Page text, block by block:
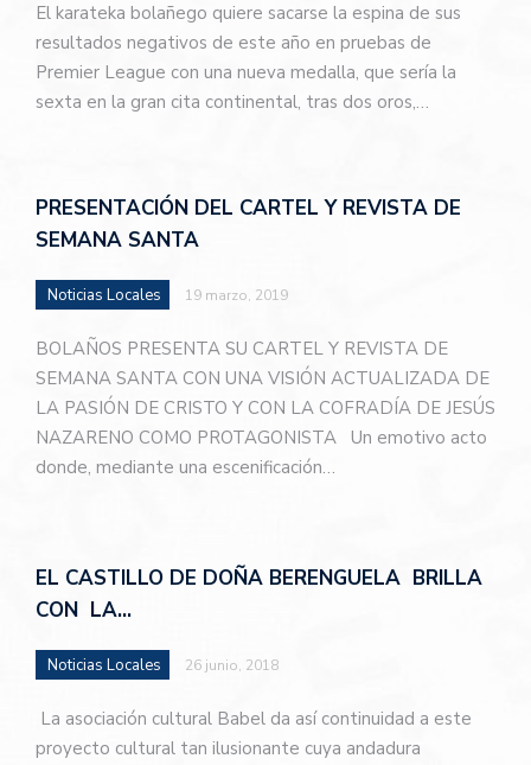
El karateka bolañego quiere sacarse la espina de sus
resultados negativos de este año en pruebas de
Premier League con una nueva medalla, que sería la
sexta en la gran cita continental, tras dos oros,…
PRESENTACIÓN DEL CARTEL Y REVISTA DE
SEMANA SANTA
Noticias Locales 19 marzo, 2019
BOLAÑOS PRESENTA SU CARTEL Y REVISTA DE
SEMANA SANTA CON UNA VISIÓN ACTUALIZADA DE
LA PASIÓN DE CRISTO Y CON LA COFRADÍA DE JESÚS
NAZARENO COMO PROTAGONISTA Un emotivo acto
donde, mediante una escenificación…
EL CASTILLO DE DOÑA BERENGUELA BRILLA
CON LA…
Noticias Locales 26 junio, 2018
La asociación cultural Babel da así continuidad a este
proyecto cultural tan ilusionante cuya andadura